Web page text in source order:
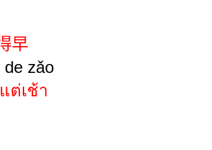
早
de zǎo
ต่เช้า